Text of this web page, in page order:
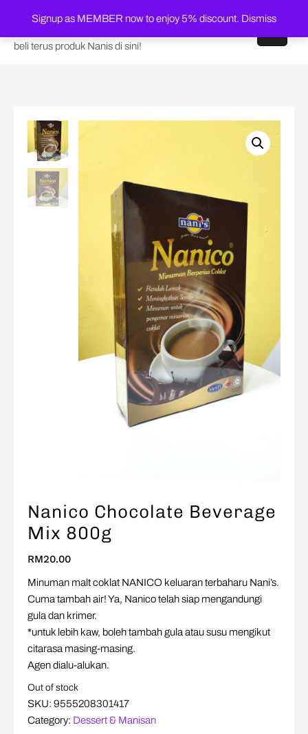
Signup as MEMBER now to enjoy 5% discount. Dismiss
content
Shop Nanis Online
beli terus produk Nanis di sini!
Nanico Chocolate Beverage
Mix 800g
RM20.00
Minuman malt coklat NANICO keluaran terbaharu Nani’s.
Cuma tambah air! Ya, Nanico telah siap mengandungi
gula dan krimer.
*untuk lebih kaw, boleh tambah gula atau susu mengikut
citarasa masing-masing.
Agen dialu-alukan.
Out of stock
SKU: 9555208301417
Category: Dessert & Manisan